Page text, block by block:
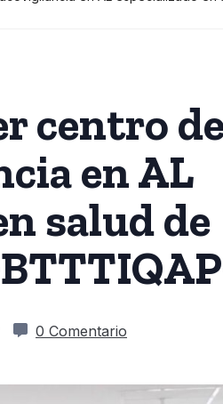
centro
en AL
salud de
0 Comentario